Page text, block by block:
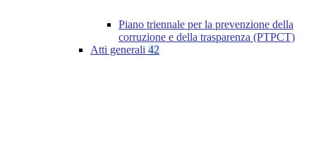
Piano triennale per la prevenzione della
corruzione e della trasparenza (PTPCT)
Atti generali 42